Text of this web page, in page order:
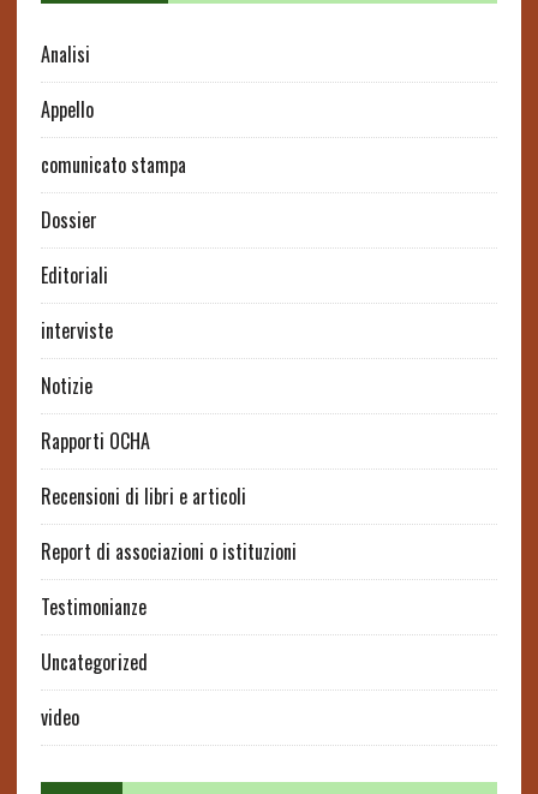
Analisi
Appello
comunicato stampa
Dossier
Editoriali
interviste
Notizie
Rapporti OCHA
Recensioni di libri e articoli
Report di associazioni o istituzioni
Testimonianze
Uncategorized
video